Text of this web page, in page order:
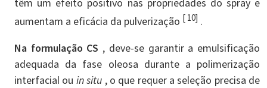
têm um efeito positivo nas propriedades do spray e
aumentam a eficácia da pulverização [ 10] .
Na formulação CS , deve-se garantir a emulsificação
adequada da fase oleosa durante a polimerização
interfacial ou in situ , o que requer a seleção precisa de